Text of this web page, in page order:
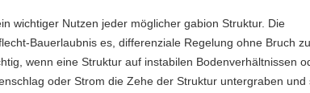
wichtiger Nutzen jeder möglicher gabion Struktur. Die
Bauerlaubnis es, differenziale Regelung ohne Bruch
wenn eine Struktur auf instabilen Bodenverhältnissen
oder Strom die Zehe der Struktur untergraben und